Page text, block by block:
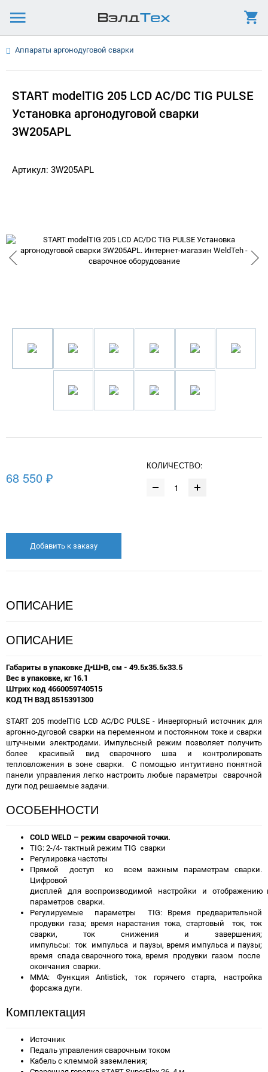
Аппараты аргонодуговой сварки
START modelTIG 205 LCD AC/DC TIG PULSE
Установка аргонодуговой сварки
3W205APL
Артикул: 3W205APL
68 550 ₽
КОЛИЧЕСТВО:
Добавить к заказу
ОПИСАНИЕ
ОПИСАНИЕ
Габариты в упаковке Д*Ш*В, см - 49.5x35.5x33.5
Вес в упаковке, кг 16.1
Штрих код 4660059740515
КОД ТН ВЭД 8515391300
START 205 modelTIG LCD AC/DC PULSE - Инверторный источник для
аргонно-дуговой сварки на переменном и постоянном токе и сварки
штучными электродами. Импульсный режим позволяет получить
более красивый вид сварочного шва и контролировать
тепловложения в зоне сварки. С помощью интуитивно понятной
панели управления легко настроить любые параметры сварочной
дуги под решаемые задачи.
ОСОБЕННОСТИ
COLD WELD – режим сварочной точки.
TIG: 2-/4- тактный режим TIG сварки
Регулировка частоты
Прямой доступ ко всем важным параметрам сварки.
Цифровой
дисплей для воспроизводимой настройки и отображению
параметров сварки.
Регулируемые параметры TIG: Время предварительной
продувки газа; время нарастания тока, стартовый ток, ток
сварки, ток снижения и завершения;
импульсы: ток импульса и паузы, время импульса и паузы;
время спада сварочного тока, время продувки газом после
окончания сварки.
ММА: Функция Antistick, ток горячего старта, настройка
форсажа дуги.
Комплектация
Источник
Педаль управления сварочным током
Кабель с клеммой заземления;